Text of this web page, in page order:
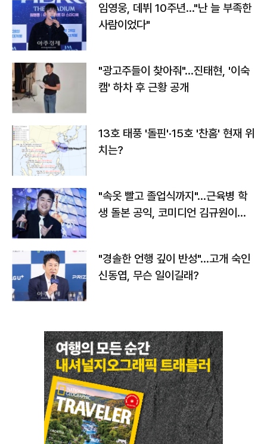
임영웅, 데뷔 10주년…"난 늘 부족한
사람이었다"
"광고주들이 찾아줘"…진태현, '이숙
캠' 하차 후 근황 공개
13호 태풍 '돌핀'·15호 '찬홈' 현재 위
치는?
"속옷 빨고 졸업식까지"…근육병 학
생 돌본 공익, 코미디언 김규원이었
"경솔한 언행 깊이 반성"…고개 숙인
신동엽, 무슨 일이길래?